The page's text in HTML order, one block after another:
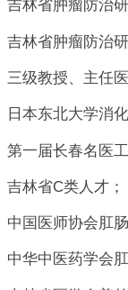
吉林省肿瘤防治
吉林省肿瘤防治
三级教授、主任
日本东北大学消
第一届长春名医
吉林省C类人才；
中国医师协会肛
中华中医药学会